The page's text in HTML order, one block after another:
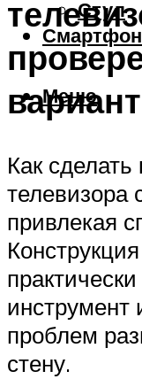
Стул
Меню
Как
телевизора
привлекая
инструмент
проблем
стену.